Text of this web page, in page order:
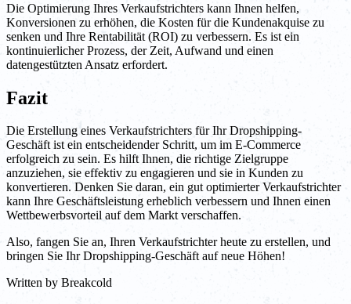
Die Optimierung Ihres Verkaufstrichters kann Ihnen helfen,
Konversionen zu erhöhen, die Kosten für die Kundenakquise zu
senken und Ihre Rentabilität (ROI) zu verbessern. Es ist ein
kontinuierlicher Prozess, der Zeit, Aufwand und einen
datengestützten Ansatz erfordert.
Fazit
Die Erstellung eines Verkaufstrichters für Ihr Dropshipping-
Geschäft ist ein entscheidender Schritt, um im E-Commerce
erfolgreich zu sein. Es hilft Ihnen, die richtige Zielgruppe
anzuziehen, sie effektiv zu engagieren und sie in Kunden zu
konvertieren. Denken Sie daran, ein gut optimierter Verkaufstrichter
kann Ihre Geschäftsleistung erheblich verbessern und Ihnen einen
Wettbewerbsvorteil auf dem Markt verschaffen.
Also, fangen Sie an, Ihren Verkaufstrichter heute zu erstellen, und
bringen Sie Ihr Dropshipping-Geschäft auf neue Höhen!
Written by Breakcold